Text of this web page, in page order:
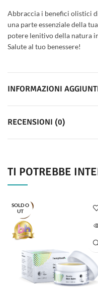
Abbraccia i benefici olistici
una parte essenziale della
potere lenitivo della natura
Salute al tuo benessere!
INFORMAZIONI
RECENSIONI (0)
TI POTREBBE
SOLD O
UT